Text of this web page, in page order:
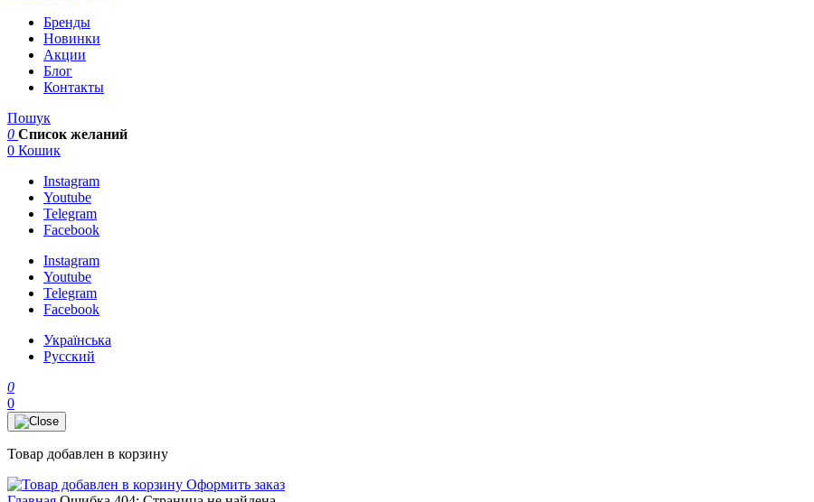
Бренды
Новинки
Акции
Блог
Контакты
Пошук
0 Список желаний
0 Кошик
Instagram
Youtube
Telegram
Facebook
Instagram
Youtube
Telegram
Facebook
Українська
Русский
0
0
Товар добавлен в корзину
Оформить заказ